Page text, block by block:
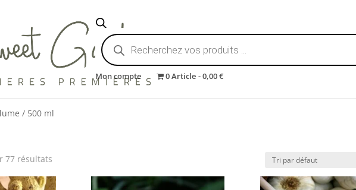
Recherche
de
produits
Mon compte 0 Article 0,00 €
/ 500 ml
77 résultats